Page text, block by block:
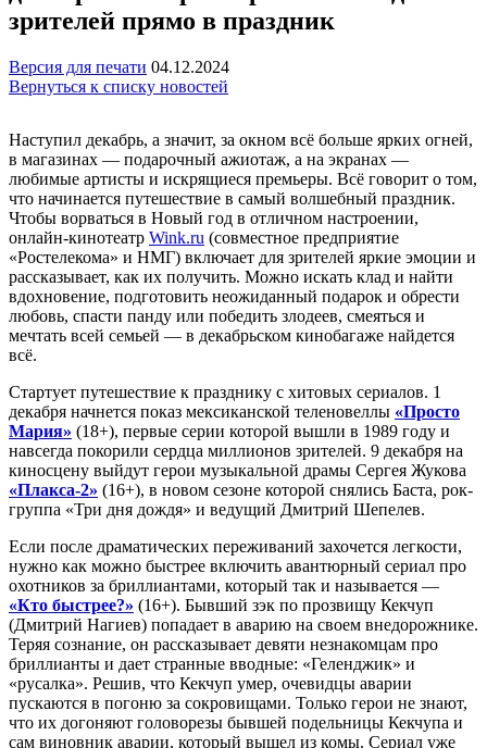
зрителей прямо в праздник
Версия для печати 04.12.2024
Вернуться к списку новостей
Наступил декабрь, а значит, за окном всё больше ярких огней,
в магазинах — подарочный ажиотаж, а на экранах —
любимые артисты и искрящиеся премьеры. Всё говорит о том,
что начинается путешествие в самый волшебный праздник.
Чтобы ворваться в Новый год в отличном настроении,
онлайн-кинотеатр Wink.ru (совместное предприятие
«Ростелекома» и НМГ) включает для зрителей яркие эмоции и
рассказывает, как их получить. Можно искать клад и найти
вдохновение, подготовить неожиданный подарок и обрести
любовь, спасти панду или победить злодеев, смеяться и
мечтать всей семьей — в декабрьском кинобагаже найдется
всё.
Стартует путешествие к празднику с хитовых сериалов. 1
декабря начнется показ мексиканской теленовеллы «Просто
Мария» (18+), первые серии которой вышли в 1989 году и
навсегда покорили сердца миллионов зрителей. 9 декабря на
киносцену выйдут герои музыкальной драмы Сергея Жукова
«Плакса-2» (16+), в новом сезоне которой снялись Баста, рок-
группа «Три дня дождя» и ведущий Дмитрий Шепелев.
Если после драматических переживаний захочется легкости,
нужно как можно быстрее включить авантюрный сериал про
охотников за бриллиантами, который так и называется —
«Кто быстрее?» (16+). Бывший зэк по прозвищу Кекчуп
(Дмитрий Нагиев) попадает в аварию на своем внедорожнике.
Теряя сознание, он рассказывает девяти незнакомцам про
бриллианты и дает странные вводные: «Геленджик» и
«русалка». Решив, что Кекчуп умер, очевидцы аварии
пускаются в погоню за сокровищами. Только герои не знают,
что их догоняют головорезы бывшей подельницы Кекчупа и
сам виновник аварии, который вышел из комы. Сериал уже